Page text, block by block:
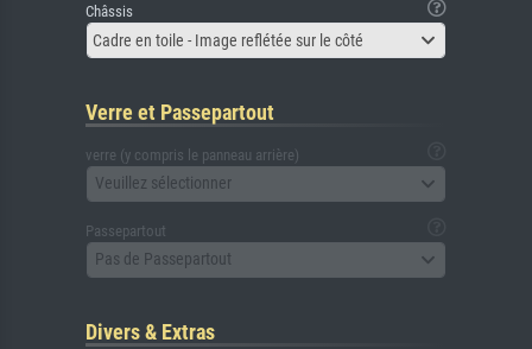
Châssis
Cadre en toile - Image reflétée sur le côté
Verre et Passepartout
verre (y compris le panneau arrière)
Veuillez sélectionner
Passepartout
Pas de Passepartout
Divers & Extras